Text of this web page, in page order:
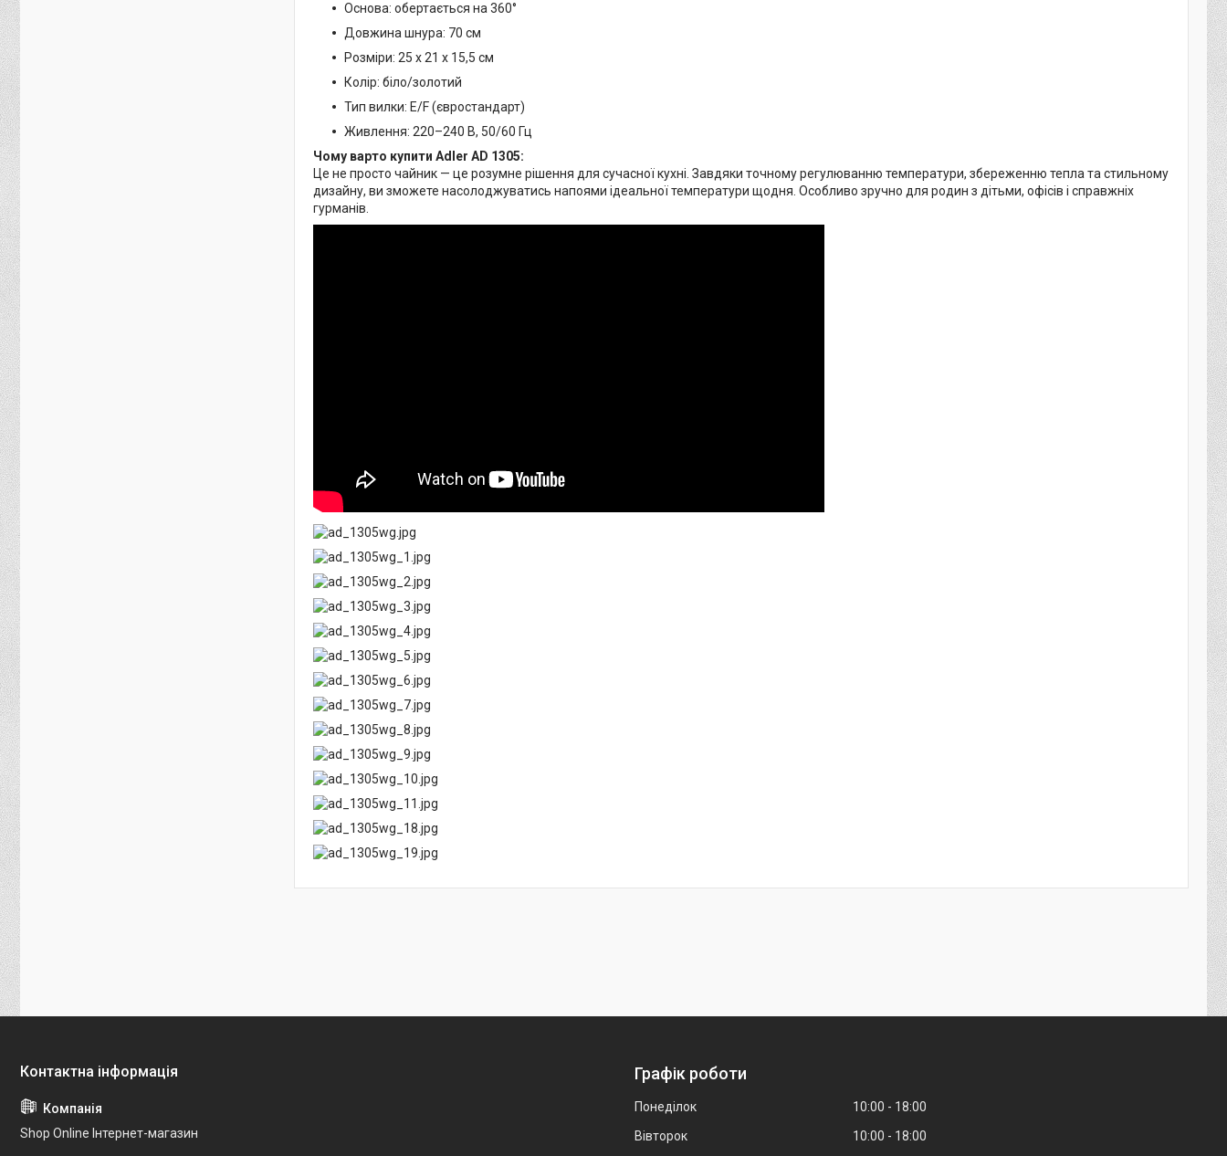
Основа: обертається на 360°
Довжина шнура: 70 см
Розміри: 25 x 21 x 15,5 см
Колір: біло/золотий
Тип вилки: E/F (євростандарт)
Живлення: 220–240 В, 50/60 Гц
Чому варто купити Adler AD 1305:
Це не просто чайник — це розумне рішення для сучасної кухні. Завдяки точному регулюванню температури, збереженню тепла та стильному
дизайну, ви зможете насолоджуватись напоями ідеальної температури щодня. Особливо зручно для родин з дітьми, офісів і справжніх
гурманів.
Shop Online Інтернет-магазин
Графік роботи
Понеділок 10:00
18:00
Вівторок
10:00 18:00